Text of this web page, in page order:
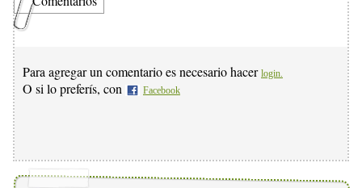
Para agregar un comentario es necesario hacer login.
O si lo preferís, con Facebook